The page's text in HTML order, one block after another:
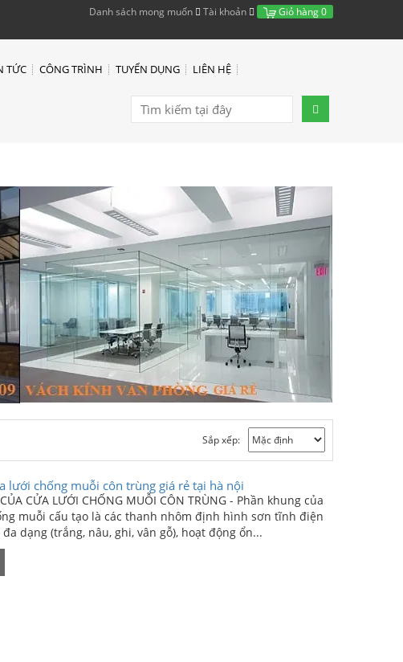
Danh sách mong muốn Tài khoản Giỏ hàng0
TỨC CÔNG TRÌNH TUYỂN DỤNG LIÊN HỆ
Sắp xếp:
lưới chống muỗi côn trùng giá rẻ tại hà nội
CỬA LƯỚI CHỐNG MUỖI CÔN TRÙNG - Phần khung của
muỗi cấu tạo là các thanh nhôm định hình sơn tĩnh điện
dạng (trắng, nâu, ghi, vân gỗ), hoạt động ổn...